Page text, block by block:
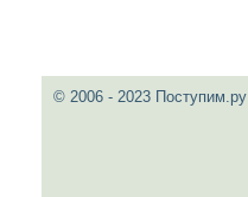
© 2006 - 2023 Поступим.ру